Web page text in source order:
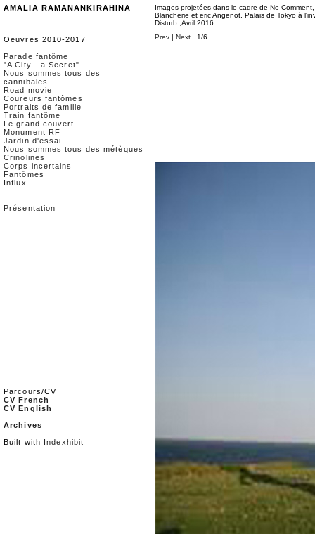
AMALIA RAMANANKIRAHINA
Oeuvres 2010-2017
---
Parade fantôme
"A City - a Secret"
Nous sommes tous des
cannibales
Road movie
Coureurs fantômes
Portraits de famille
Train fantôme
Le grand couvert
Monument RF
Jardin d'essai
Nous sommes tous des métèques
Crinolines
Corps incertains
Fantômes
Influx
---
Présentation
Parcours/CV
CV French
CV English
Archives
Built with Indexhibit
Images projetées dans le cadre de No
Blancherie et eric Angenot. Palais de Tokyo à
Disturb ,Avril 2016
Prev | Next 1/6